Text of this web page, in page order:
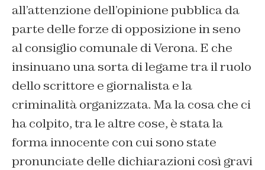
all’attenzione dell’opinione pubblica da
parte delle forze di opposizione in seno
al consiglio comunale di Verona. E che
insinuano una sorta di legame tra il ruolo
dello scrittore e giornalista e la
criminalità organizzata. Ma la cosa che ci
ha colpito, tra le altre cose, è stata la
forma innocente con cui sono state
pronunciate delle dichiarazioni così gravi